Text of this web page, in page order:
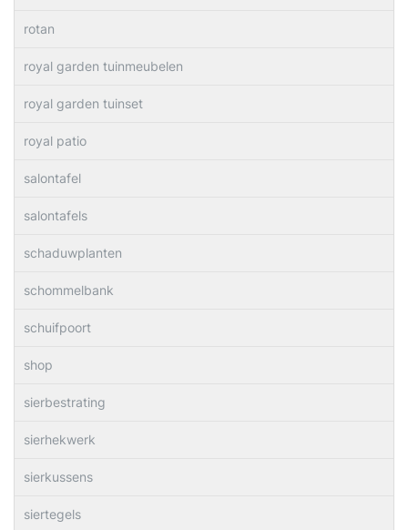
rotan
royal garden tuinmeubelen
royal garden tuinset
royal patio
salontafel
salontafels
schaduwplanten
schommelbank
schuifpoort
shop
sierbestrating
sierhekwerk
sierkussens
siertegels